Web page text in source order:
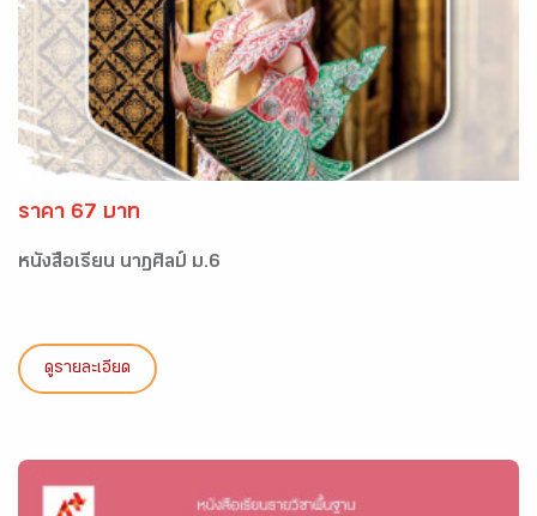
ราคา 67 บาท
หนังสือเรียน นาฏศิลป์ ม.6
ดูรายละเอียด